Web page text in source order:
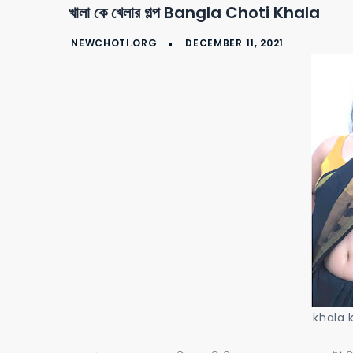
খালা কে খেলার গল্প Bangla Choti Khala
khala